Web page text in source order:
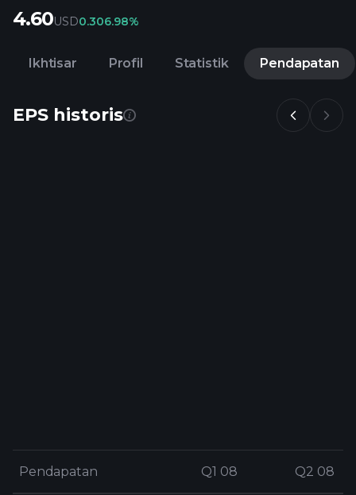
4.60USD0.306.98%
Ikhtisar Profil Statistik Pendapatan
EPS historis
Pendapatan Q1 08 Q2 08
Pendapatan Q1 08 Q2 08